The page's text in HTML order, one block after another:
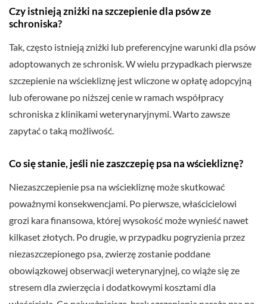
Czy istnieją zniżki na szczepienie dla psów ze
schroniska?
Tak, często istnieją zniżki lub preferencyjne warunki dla psów
adoptowanych ze schronisk. W wielu przypadkach pierwsze
szczepienie na wściekliznę jest wliczone w opłatę adopcyjną
lub oferowane po niższej cenie w ramach współpracy
schroniska z klinikami weterynaryjnymi. Warto zawsze
zapytać o taką możliwość.
Co się stanie, jeśli nie zaszczepię psa na wściekliznę?
Niezaszczepienie psa na wściekliznę może skutkować
poważnymi konsekwencjami. Po pierwsze, właścicielowi
grozi kara finansowa, której wysokość może wynieść nawet
kilkaset złotych. Po drugie, w przypadku pogryzienia przez
niezaszczepionego psa, zwierzę zostanie poddane
obowiązkowej obserwacji weterynaryjnej, co wiąże się ze
stresem dla zwierzęcia i dodatkowymi kosztami dla